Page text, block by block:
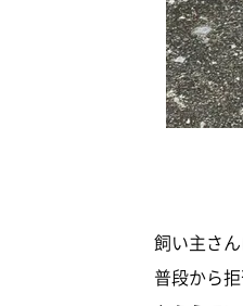
飼い主さ
普段から